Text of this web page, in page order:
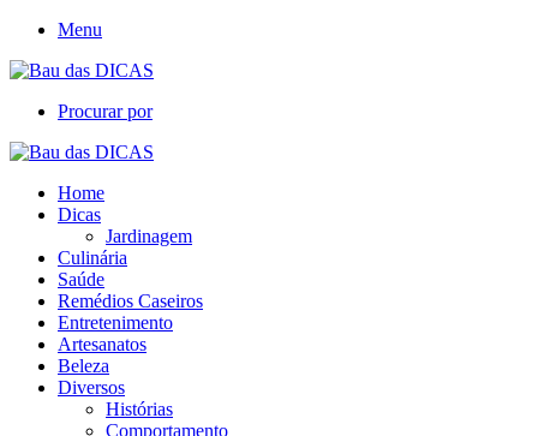
Menu
Procurar por
Home
Dicas
Jardinagem
Culinária
Saúde
Remédios Caseiros
Entretenimento
Artesanatos
Beleza
Diversos
Histórias
Comportamento